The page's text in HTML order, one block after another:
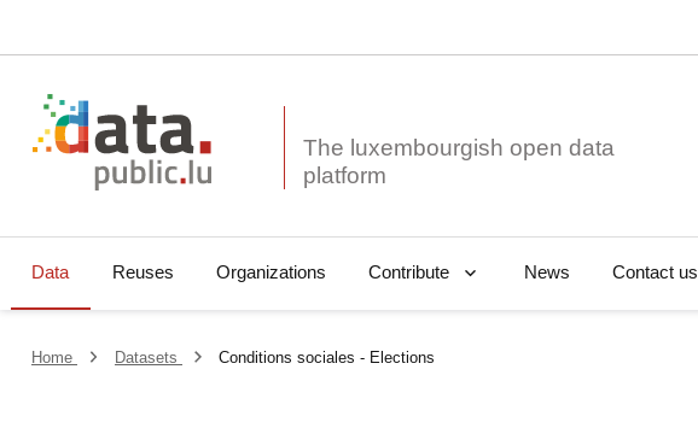
The luxembourgish open data
Data Reuses Organizations Contribute News Contact us
Home Datasets Conditions sociales - Elections